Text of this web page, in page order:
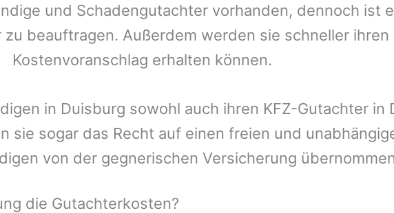
und Schadengutachter vorhanden, dennoch ist
beauftragen. Außerdem werden sie schneller
Kostenvoranschlag erhalten können.
in Duisburg sowohl auch ihren KFZ-Gutachter in
sie sogar das Recht auf einen freien und
von der gegnerischen Versicherung
die Gutachterkosten?